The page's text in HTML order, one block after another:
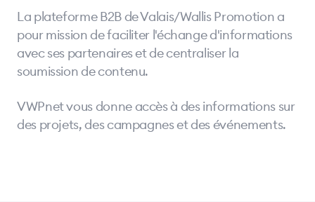
La plateforme B2B de Valais/Wallis Promotion a
pour mission de faciliter l'échange d'informations
avec ses partenaires et de centraliser la
soumission de contenu.
VWPnet vous donne accès à des informations sur
des projets, des campagnes et des événements.